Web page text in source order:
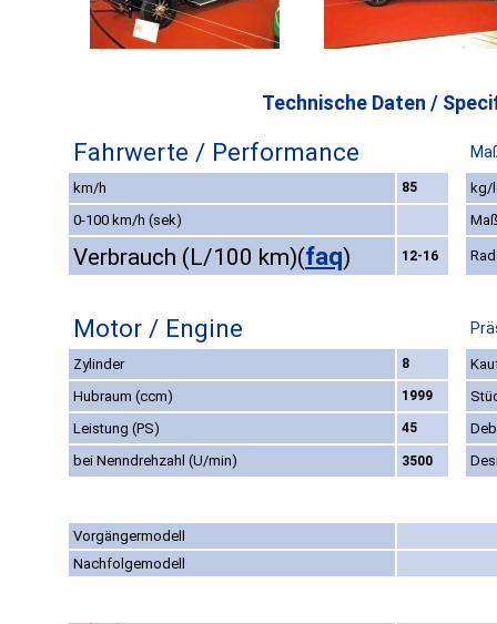
Technische Daten /
Fahrwerte / Performance
km/h 85
kg/
0-100 km/h (sek)
Verbrauch (L/100 km)(faq) 12-16
Motor / Engine
Zylinder 8
Hubraum (ccm)
1999
Leistung (PS)
45
bei Nenndrehzahl (U/min)
3500
Vorgängermodell
Nachfolgemodell